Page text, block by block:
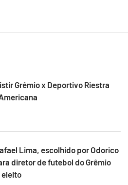
Grêmio x Deportivo Riestra
Lima, escolhido por Odorico
diretor de futebol do Grêmio
eleito